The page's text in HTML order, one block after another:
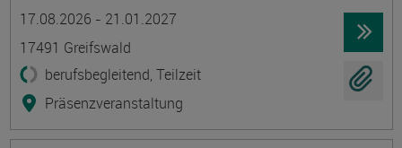
17.08.2026 - 21.01.2027
17491 Greifswald
berufsbegleitend, Teilzeit
Präsenzveranstaltung